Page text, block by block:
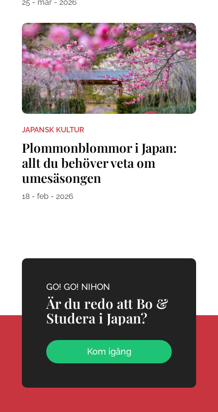
25 - mar - 2026
JAPANSK KULTUR
Plommonblommor i Japan:
allt du behöver veta om
umesäsongen
18 - feb - 2026
GO! GO! NIHON
Är du redo att Bo &
Studera i Japan?
Kom igång